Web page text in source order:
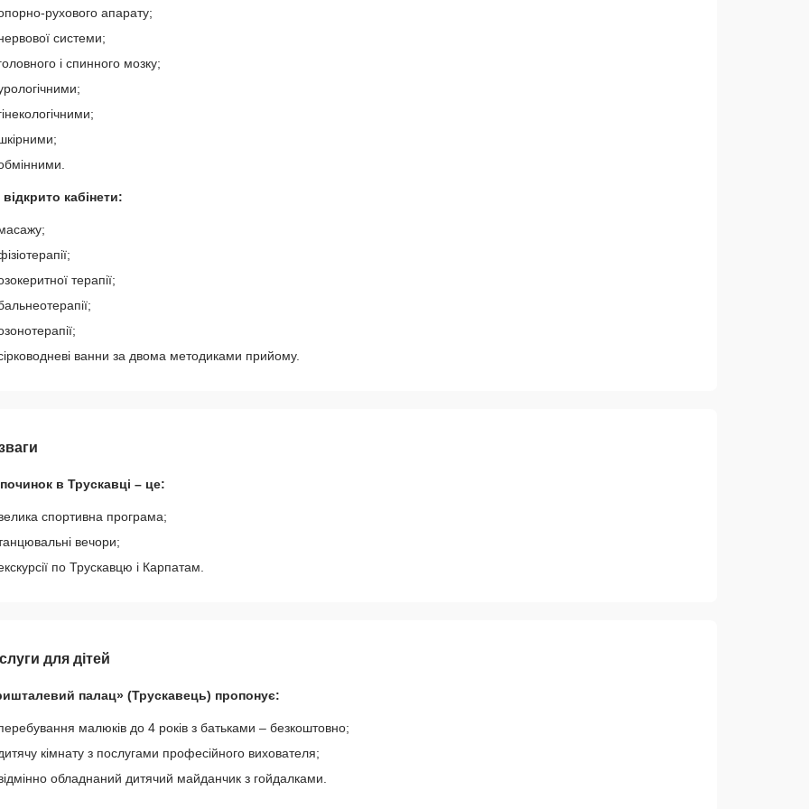
рухового апарату;
системи;
і спинного мозку;
відкрито кабінети:
терапії;
ванни за двома методиками прийому.
в Трускавці – це:
спортивна програма;
вечори;
по Трускавцю і Карпатам.
для дітей
палац» (Трускавець) пропонує:
малюків до 4 років з батьками – безкоштовно;
кімнату з послугами професійного вихователя;
обладнаний дитячий майданчик з гойдалками.